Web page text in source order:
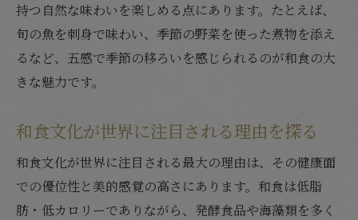
日本の食文化といえば和食の伝統力
和食文化と暮らしを支える歴史的価値
四季と暮らしに根ざす和食文化の真髄
和食文化に息づく四季の移ろいと魅力
和食文化が暮らしに与える彩りと工夫
和食文化の伝統行事と季節感を楽しむ
和食文化が支える家庭や地域のつながり
持つ自然な味わいを楽しめる点にあります。たとえば、
旬の魚を刺身で味わい、季節の野菜を使った煮物を添え
るなど、五感で季節の移ろいを感じられるのが和食の大
きな魅力です。
和食文化が世界に注目される理由を探る
和食文化が世界に注目される最大の理由は、その健康面
での優位性と美的感覚の高さにあります。和食は低脂
肪・低カロリーでありながら、発酵食品や海藻類を多く